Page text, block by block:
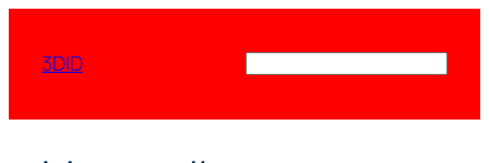
содержимому
3DID